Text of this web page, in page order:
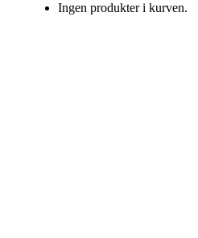
Ingen produkter i kurven.